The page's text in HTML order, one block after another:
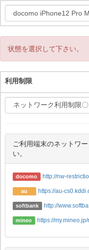
状態を選択して下さい。
利用制限
ご利用端末のネットワ
い。
docomo http://nw-
au https://au-
softbank http://
mineo https://